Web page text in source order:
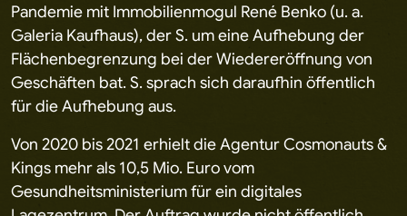
Pandemie mit Immobilienmogul René Benko (u. a.
Galeria Kaufhaus), der S. um eine Aufhebung der
Flächenbegrenzung bei der Wiedereröffnung von
Geschäften bat. S. sprach sich daraufhin öffentlich
für die Aufhebung aus.
Von 2020 bis 2021 erhielt die Agentur Cosmonauts &
Kings mehr als 10,5 Mio. Euro vom
Gesundheitsministerium für ein digitales